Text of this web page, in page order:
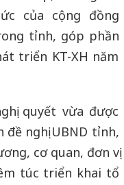
của cộng đồng
tỉnh, góp phần
triển KT-XH năm
quyết vừa được
đề nghị UBND tỉnh,
cơ quan, đơn vị
túc triển khai tổ